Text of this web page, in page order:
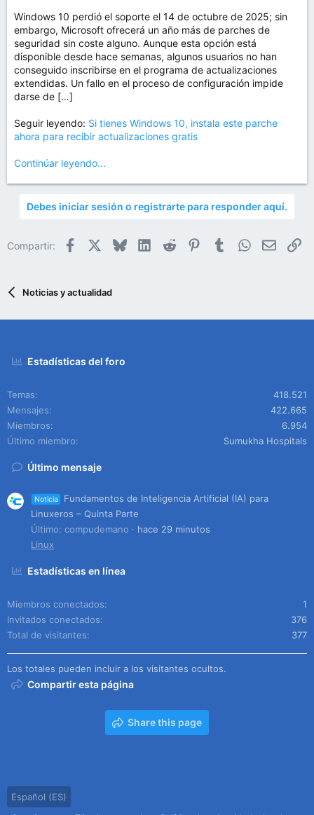
Windows 10 perdió el soporte el 14 de octubre de 2025; sin
embargo, Microsoft ofrecerá un año más de parches de
seguridad sin coste alguno. Aunque esta opción está
disponible desde hace semanas, algunos usuarios no han
conseguido inscribirse en el programa de actualizaciones
extendidas. Un fallo en el proceso de configuración impide
darse de […]
Seguir leyendo: Si tienes Windows 10, instala este parche
ahora para recibir actualizaciones gratis
Continúar leyendo...
Debes iniciar sesión o registrarte para responder aquí.
Compartir: Facebook BlueskyLinkedIn
Reddit PinterestTumblrWhatsApp
Email
Noticias y actualidad
Estadísticas del foro
Temas
418.521
Mensajes
422.665
Miembros
6.954
Último miembro
Sumukha Hospitals
Último mensaje
Noticia
Fundamentos de Inteligencia Artificial (IA) para
Linuxeros – Quinta Parte
Último: compudemano
hace 29 minutos
Linux
Estadísticas en línea
Miembros conectados
1
Invitados conectados
376
Total de visitantes
377
Los totales pueden incluir a los visitantes ocultos.
Compartir esta página
Share this page
Español (ES)